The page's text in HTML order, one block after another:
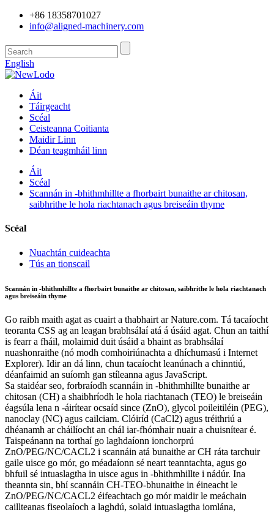
+86 18358701027
info@aligned-machinery.com
English
Áit
Táirgeacht
Scéal
Ceisteanna Coitianta
Maidir Linn
Déan teagmháil linn
Áit
Scéal
Scannán in -bhithmhillte a fhorbairt bunaithe ar chitosan,
saibhrithe le hola riachtanach agus breiseáin thyme
Scéal
Nuachtán cuideachta
Tús an tionscail
Scannán in -bhithmhillte a fhorbairt bunaithe ar chitosan, saibhrithe le hola riachtanach
agus breiseáin thyme
Go raibh maith agat as cuairt a thabhairt ar Nature.com. Tá tacaíocht
teoranta CSS ag an leagan brabhsálaí atá á úsáid agat. Chun an taithí
is fearr a fháil, molaimid duit úsáid a bhaint as brabhsálaí
nuashonraithe (nó modh comhoiriúnachta a dhíchumasú i Internet
Explorer). Idir an dá linn, chun tacaíocht leanúnach a chinntiú,
déanfaimid an suíomh gan stíleanna agus JavaScript.
Sa staidéar seo, forbraíodh scannáin in -bhithmhillte bunaithe ar
chitosan (CH) a shaibhríodh le hola riachtanach (TEO) le breiseáin
éagsúla lena n -áirítear ocsaíd since (ZnO), glycol poileitiléin (PEG),
nanoclay (NC) agus cailciam. Clóiríd (CaCl2) agus tréithriú a
dhéanamh ar cháilíocht an chál iar-fhómhair nuair a chuisnítear é.
Taispeánann na torthaí go laghdaíonn ionchorprú
ZnO/PEG/NC/CACL2 i scannáin atá bunaithe ar CH ráta tarchuir
gaile uisce go mór, go méadaíonn sé neart teanntachta, agus go
bhfuil sé intuaslagtha in uisce agus in -bhithmhillte i nádúr. Ina
theannta sin, bhí scannáin CH-TEO-bhunaithe in éineacht le
ZnO/PEG/NC/CACL2 éifeachtach go mór maidir le meáchain
caillteanas fiseolaíoch a laghdú, solaid intuaslagtha iomlána,